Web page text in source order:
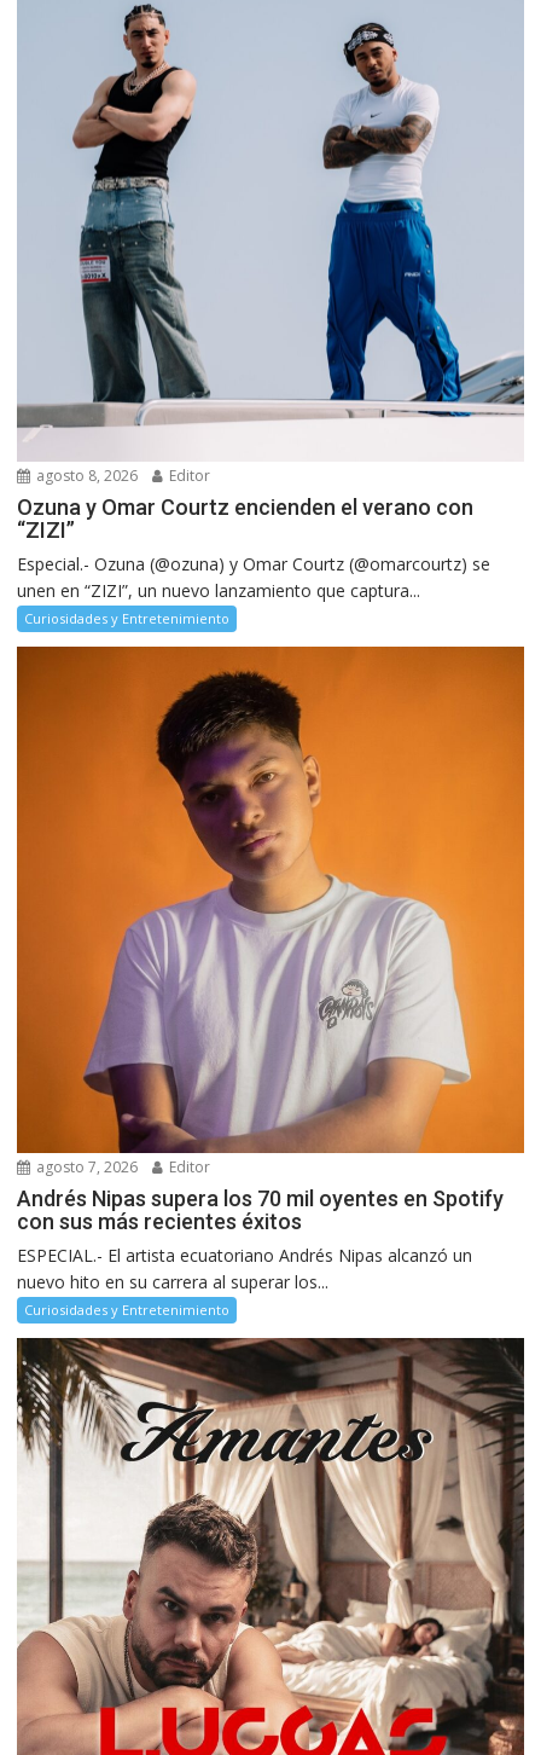
agosto 8, 2026 Editor
Ozuna y Omar Courtz encienden el verano con
“ZIZI”
Especial.- Ozuna (@ozuna) y Omar Courtz (@omarcourtz) se
unen en “ZIZI”, un nuevo lanzamiento que captura...
Curiosidades y Entretenimiento
agosto 7, 2026 Editor
Andrés Nipas supera los 70 mil oyentes en Spotify
con sus más recientes éxitos
ESPECIAL.- El artista ecuatoriano Andrés Nipas alcanzó un
nuevo hito en su carrera al superar los...
Curiosidades y Entretenimiento